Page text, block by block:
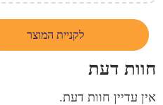
לקניית המוצר
חוות דעת
אין עדיין חוות דעת.